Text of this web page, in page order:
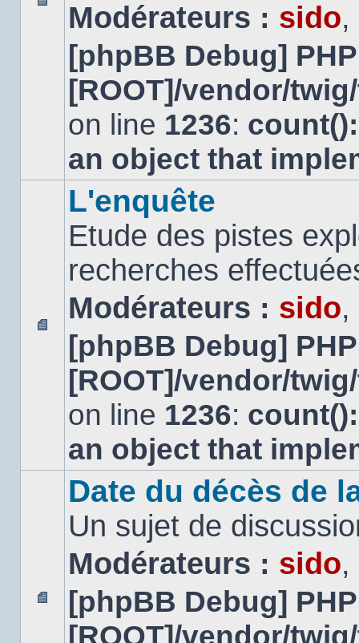
Aucun
message
non
Modérateurs : sido,
[phpBB Debug]
[ROOT]/vendor/
on line 1236:
an object that
Aucun
message
non
L'enquête
Etude des pistes
recherches
Modérateurs : sido,
[phpBB Debug]
[ROOT]/vendor/
on line 1236:
an object that
Aucun
message
Date du décès de
Un sujet de
Modérateurs : sido,
[phpBB Debug]
[ROOT]/vendor/